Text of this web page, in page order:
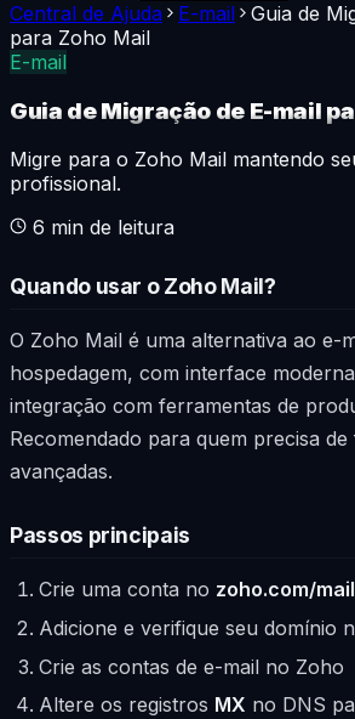
Central de Ajuda E-mail
Guia de
para Zoho Mail
E-mail
Guia de Migração de E-mail
Migre para o Zoho Mail mantendo
profissional.
6 min de leitura
Quando usar o Zoho Mail?
O Zoho Mail é uma alternativa ao e-
hospedagem, com interface
integração com ferramentas de
Recomendado para quem precisa de
avançadas.
Passos principais
Crie uma conta no zoho.com/mail
Adicione e verifique seu domínio
Crie as contas de e-mail no Zoho
Altere os registros MX no DNS